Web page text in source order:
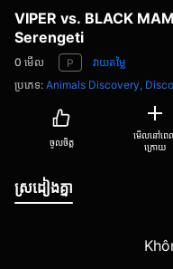
VIPER vs. BLACK
Serengeti
0 មើល P
វាយតម្លៃ
ប្រភេទ: Animals Discovery,
ចូលចិត្ត
មើលនៅពេ
ក្រោយ
ស្រដៀងគ្នា